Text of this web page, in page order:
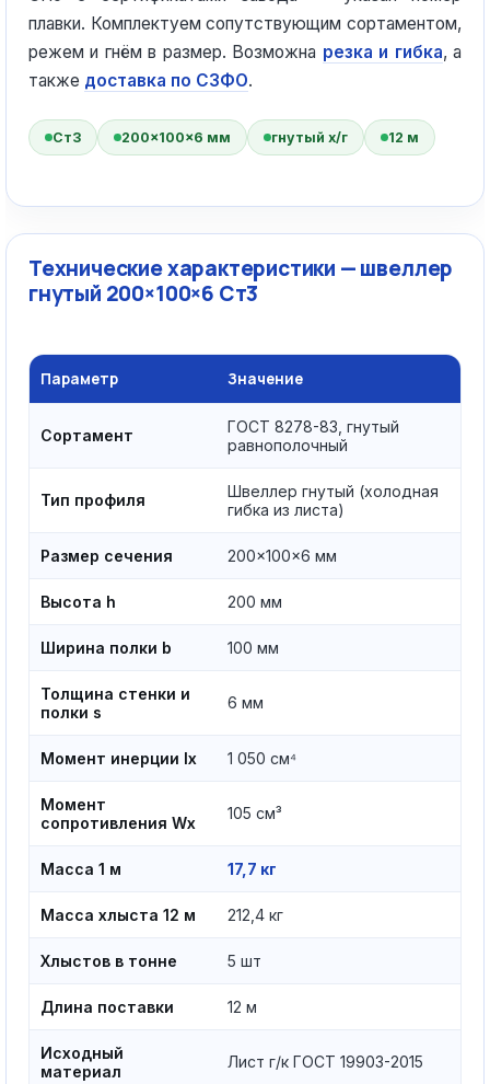
плавки. Комплектуем сопутствующим сортаментом,
режем и гнём в размер. Возможна резка и гибка, а
также доставка по СЗФО.
Ст3 200×100×6 мм гнутый х/г 12 м
Технические характеристики — швеллер
гнутый 200×100×6 Ст3
Параметр Значение
Сортамент
ГОСТ 8278-83, гнутый
равнополочный
Тип профиля
Швеллер гнутый (холодная
гибка из листа)
Размер сечения 200×100×6 мм
Высота h 200 мм
Ширина полки b 100 мм
Толщина стенки и
полки s
6 мм
Момент инерции Ix 1 050 см⁴
Момент
сопротивления Wx
105 см³
Масса 1 м 17,7 кг
Масса хлыста 12 м 212,4 кг
Хлыстов в тонне 5 шт
Длина поставки 12 м
Исходный
материал
Лист г/к ГОСТ 19903-2015